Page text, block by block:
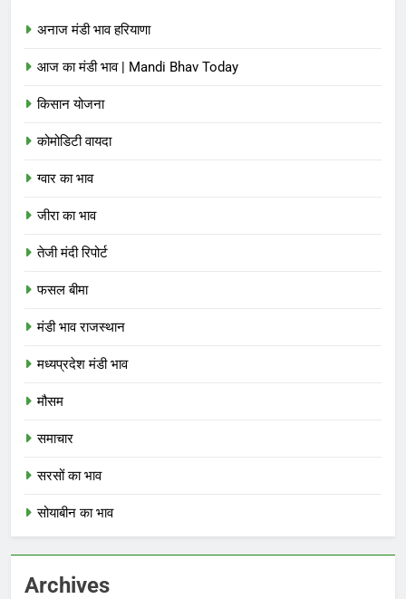
अनाज मंडी भाव हरियाणा
आज का मंडी भाव | Mandi Bhav Today
किसान योजना
कोमोडिटी वायदा
ग्वार का भाव
जीरा का भाव
तेजी मंदी रिपोर्ट
फसल बीमा
मंडी भाव राजस्थान
मध्यप्रदेश मंडी भाव
मौसम
समाचार
सरसों का भाव
सोयाबीन का भाव
Archives